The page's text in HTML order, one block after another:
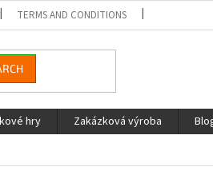
TERMS AND CONDITIONS
hry Zakázková výroba